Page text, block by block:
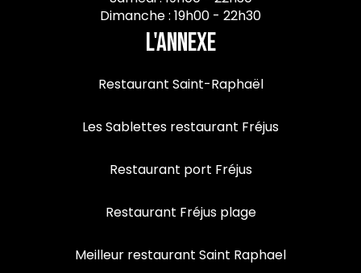
Dimanche : 19h00 - 22h30
L'Annexe
Restaurant Saint-Raphaël
Les Sablettes restaurant Fréjus
Restaurant port Fréjus
Restaurant Fréjus plage
Meilleur restaurant Saint Raphael